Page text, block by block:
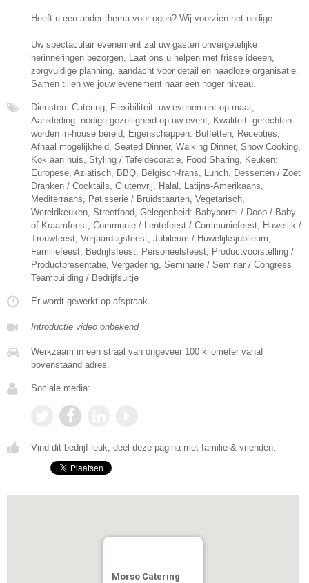
Heeft u een ander thema voor ogen? Wij voorzien het nodige.
Uw spectaculair evenement zal uw gasten onvergetelijke
herinneringen bezorgen. Laat ons u helpen met frisse ideeën,
zorgvuldige planning, aandacht voor detail en naadloze organisatie.
Samen tillen we jouw evenement naar een hoger niveau.
Diensten: Catering, Flexibiliteit: uw evenement op maat,
Aankleding: nodige gezelligheid op uw event, Kwaliteit: gerechten
worden in-house bereid, Eigenschappen: Buffetten, Recepties,
Afhaal mogelijkheid, Seated Dinner, Walking Dinner, Show Cooking,
Kok aan huis, Styling / Tafeldecoratie, Food Sharing, Keuken:
Europese, Aziatisch, BBQ, Belgisch-frans, Lunch, Desserten / Zoet
Dranken / Cocktails, Glutenvrij, Halal, Latijns-Amerikaans,
Mediterraans, Patisserie / Bruidstaarten, Vegetarisch,
Wereldkeuken, Streetfood, Gelegenheid: Babyborrel / Doop / Baby-
of Kraamfeest, Communie / Lentefeest / Communiefeest, Huwelijk /
Trouwfeest, Verjaardagsfeest, Jubileum / Huwelijksjubileum,
Familiefeest, Bedrijfsfeest, Personeelsfeest, Productvoorstelling /
Productpresentatie, Vergadering, Seminarie / Seminar / Congress
Teambuilding / Bedrijfsuitje
Er wordt gewerkt op afspraak.
Introductie video onbekend
Werkzaam in een straal van ongeveer 100 kilometer vanaf
bovenstaand adres.
Sociale media:
Vind dit bedrijf leuk, deel deze pagina met familie & vrienden:
Morso Catering